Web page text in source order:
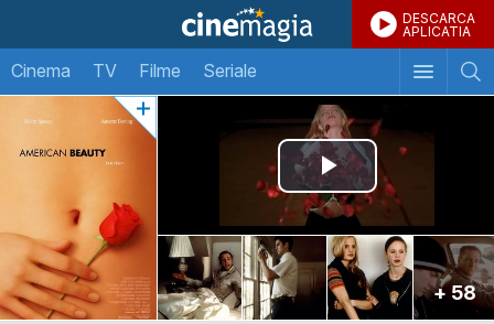
DESCARCA
APLICATIA
Cinema TV Filme Seriale
+ 58